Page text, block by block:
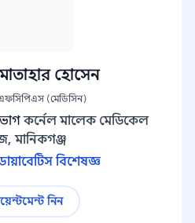
হোসেন
(মেডিসিন)
কর্নেল মালেক মেডিকেল
মানিকগঞ্জ
বিশেষজ্ঞ
নিন